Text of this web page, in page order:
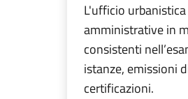
L'ufficio
amministrative in
consistenti
istanze, emissioni
certificazioni.